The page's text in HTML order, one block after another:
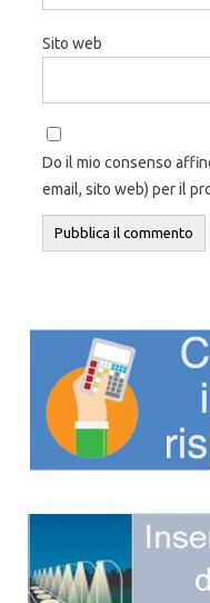
Sito web
Do il mio consenso
email, sito web) per il